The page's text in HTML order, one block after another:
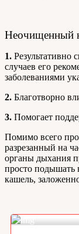
Неочищенный
1. Результативно
случаев его
заболеваниями
2. Благотворно
3. Помогает
Помимо всего
разрезанный на
органы дыхания
просто подышать
кашель,